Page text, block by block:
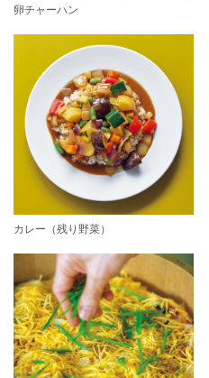
卵チャーハン
カレー（残り野菜）